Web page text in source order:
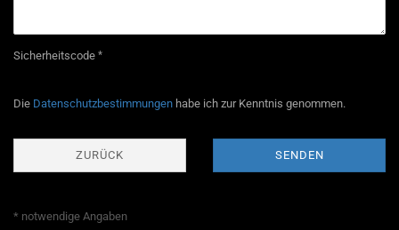
Sicherheitscode
DATENSCHUTZBESTIMMUNGEN
Die Datenschutzbestimmungen habe ich zur Kenntnis genommen.
ZURÜCK SENDEN
* notwendige Angaben